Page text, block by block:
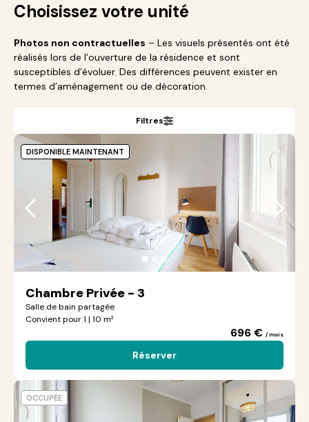
Choisissez votre unité
Photos non contractuelles – Les visuels présentés ont été
réalisés lors de l’ouverture de la résidence et sont
susceptibles d’évoluer. Des différences peuvent exister en
termes d’aménagement ou de décoration.
Filtres
● ●
Chambre Privée - 3
Salle de bain partagée
Convient pour 1 | 10 m²
696 € / mois
Réserver
DISPONIBLE MAINTENANT
OCCUPÉE